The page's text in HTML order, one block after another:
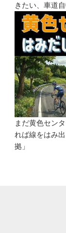
きたい、車道
まだ黄色セン
れば線をはみ
拠」